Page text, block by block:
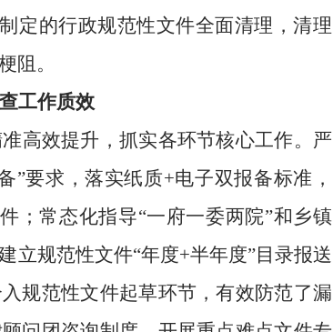
定的行政规范性文件全面清理，清理
阻。
工作质效
高效提升，抓实各环节核心工作。严
”要求，落实纸质+电子双报备标准，
；常态化指导“一府一委两院”和乡镇
立规范性文件“年度+半年度”目录报送
规范性文件起草环节，有效防范了漏